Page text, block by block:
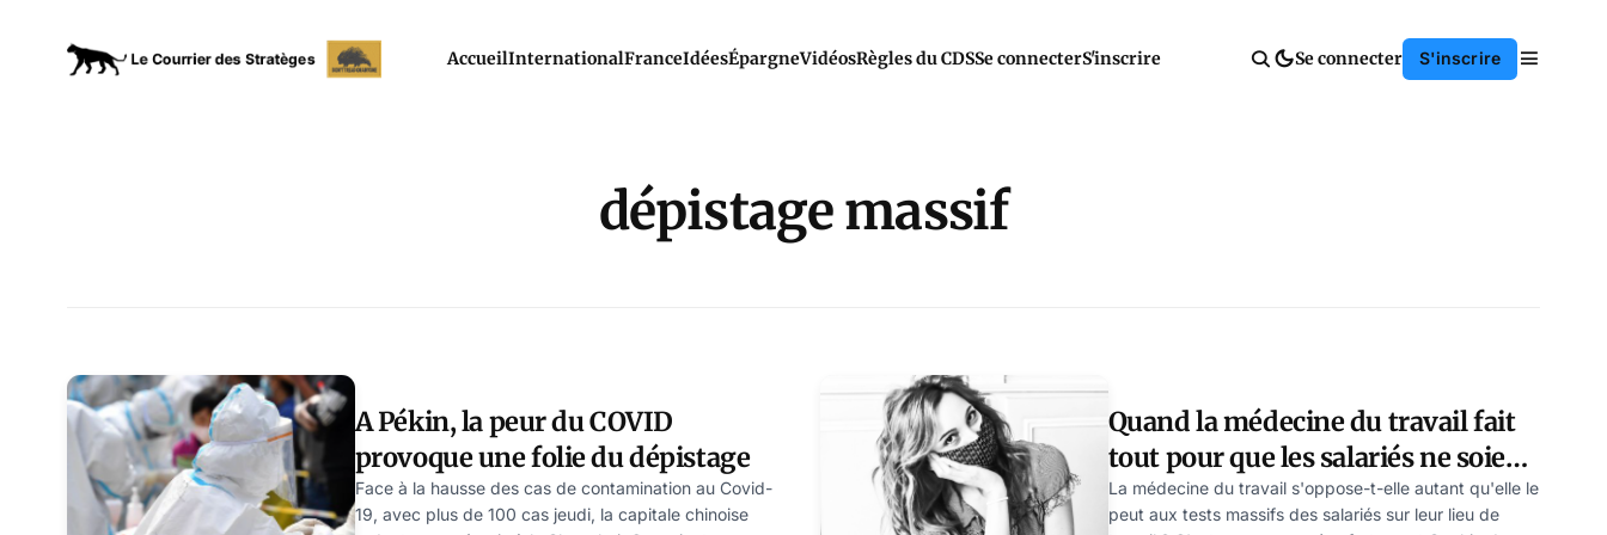
AccueilInternationalFranceIdéesÉpargneVidéosRègles du CDSSe connecterS'inscrire Se connecter S'inscrire
dépistage massif
A Pékin, la peur du COVID
provoque une folie du dépistage
Face à la hausse des cas de contamination au Covid-
19, avec plus de 100 cas jeudi, la capitale chinoise
Quand la médecine du travail fait
tout pour que les salariés ne soient
pas testés au COVID
La médecine du travail s'oppose-t-elle autant qu'elle le
peut aux tests massifs des salariés sur leur lieu de